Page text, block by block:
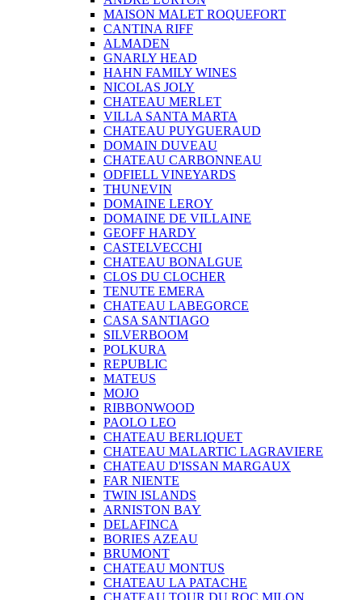
MAISON MALET ROQUEFORT
CANTINA RIFF
ALMADEN
GNARLY HEAD
HAHN FAMILY WINES
NICOLAS JOLY
CHATEAU MERLET
VILLA SANTA MARTA
CHATEAU PUYGUERAUD
DOMAIN DUVEAU
CHATEAU CARBONNEAU
ODFIELL VINEYARDS
THUNEVIN
DOMAINE LEROY
DOMAINE DE VILLAINE
GEOFF HARDY
CASTELVECCHI
CHATEAU BONALGUE
CLOS DU CLOCHER
TENUTE EMERA
CHATEAU LABEGORCE
CASA SANTIAGO
SILVERBOOM
POLKURA
REPUBLIC
MATEUS
MOJO
RIBBONWOOD
PAOLO LEO
CHATEAU BERLIQUET
CHATEAU MALARTIC LAGRAVIERE
CHATEAU D'ISSAN MARGAUX
FAR NIENTE
TWIN ISLANDS
ARNISTON BAY
DELAFINCA
BORIES AZEAU
BRUMONT
CHATEAU MONTUS
CHATEAU LA PATACHE
CHATEAU TOUR DU ROC MILON